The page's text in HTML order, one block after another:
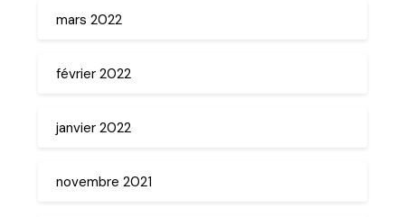
mars 2022
février 2022
janvier 2022
novembre 2021